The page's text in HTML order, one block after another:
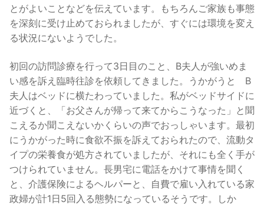
とがよいことなどを伝えています。もちろんご家族も事態
を深刻に受け止めておられましたが、すぐには環境を変え
る状況にないようでした。
初回の訪問診療を行って3日目のこと、B夫人が強いめま
い感を訴え臨時往診を依頼してきました。うかがうと B
夫人はベッドに横たわっていました。私がベッドサイドに
近づくと、「お父さんが帰って来てからこうなった」と聞
こえるか聞こえないかくらいの声でおっしゃいます。最初
にうかがった時に食欲不振を訴えておられたので、流動タ
イプの栄養食が処方されていましたが、それにも全く手が
つけられていません。長男宅に電話をかけて事情を聞く
と、介護保険によるヘルパーと、自費で雇い入れている家
政婦が計1日5回入る態勢になっているそうです。しか